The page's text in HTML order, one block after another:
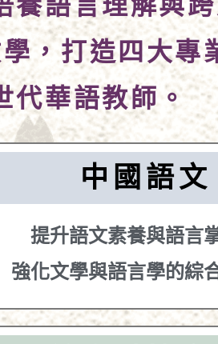
，打造四大專
代華語教師 。
中國語文
提升語文素養與語言
強化文學與語言學的綜